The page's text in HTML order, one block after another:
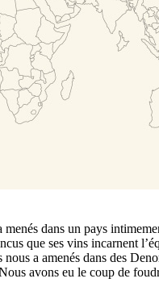
dans un pays
que ses vins incarnent
a amenés dans des
avons eu le coup de